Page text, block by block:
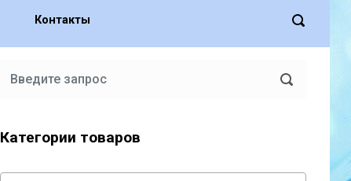
Контакты
Категории товаров